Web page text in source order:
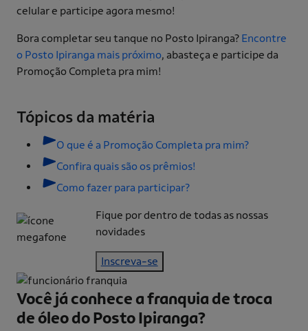
celular e participe agora mesmo!
Bora completar seu tanque no Posto Ipiranga? Encontre
o Posto Ipiranga mais próximo, abasteça e participe da
Promoção Completa pra mim!
Tópicos da matéria
O que é a Promoção Completa pra mim?
Confira quais são os prêmios!
Como fazer para participar?
Fique por dentro de todas as nossas
novidades
Inscreva-se
Você já conhece a franquia detroca
de óleo do Posto Ipiranga?